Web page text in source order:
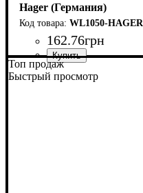
Hager (Германия)
WL1050-HAGER
162.76грн
Тип электрофурнитуры
Заземление
Серия: Lumina
Цвет: Белый
Номинальный ток
Топ продаж
Быстрый просмотр